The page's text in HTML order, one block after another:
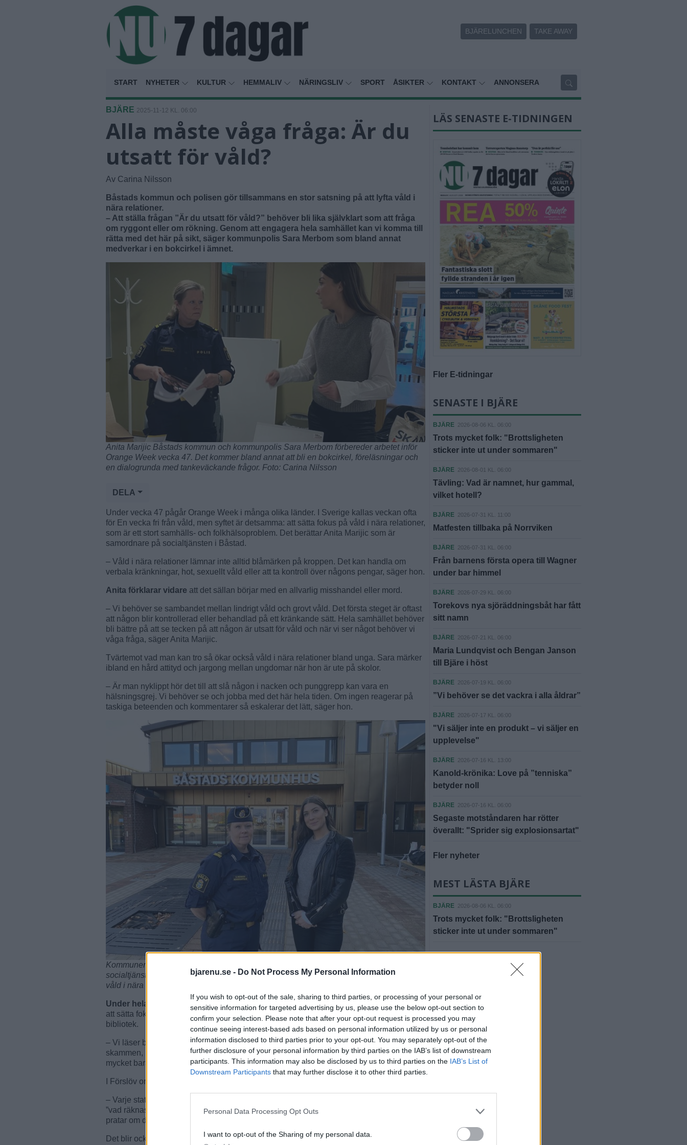
bjarenu.se - Do Not Process My Personal Information
If you wish to opt-out of the sale, sharing to third parties, or processing of your personal or
sensitive information for targeted advertising by us, please use the below opt-out section to
confirm your selection. Please note that after your opt-out request is processed you may
continue seeing interest-based ads based on personal information utilized by us or personal
information disclosed to third parties prior to your opt-out. You may separately opt-out of the
further disclosure of your personal information by third parties on the IAB’s list of downstream
participants. This information may also be disclosed by us to third parties on the IAB’s List of
Downstream Participants that may further disclose it to other third parties.
Personal Data Processing Opt Outs
I want to opt-out of the Sharing of my personal data.
BJÄRELUNCHEN TAKE AWAY
START NYHETER KULTUR HEMMALIV NÄRINGSLIV SPORT ÅSIKTER KONTAKT ANNONSERA
BJÄRE 2025-11-12 KL. 06:00
Alla måste våga fråga: Är du
utsatt för våld?
Av Carina Nilsson
Båstads kommun och polisen gör tillsammans en stor satsning på att lyfta våld i
nära relationer.
– Att ställa frågan ”Är du utsatt för våld?” behöver bli lika självklart som att fråga
om ryggont eller om rökning. Genom att engagera hela samhället kan vi komma till
rätta med det här på sikt, säger kommunpolis Sara Merbom som bland annat
medverkar i en bokcirkel i ämnet.
Anita Marijic Båstads kommun och kommunpolis Sara Merbom förbereder arbetet inför
Orange Week vecka 47. Det kommer bland annat att bli en bokcirkel, föreläsningar och
en dialogrunda med tankeväckande frågor. Foto: Carina Nilsson
DELA
Under vecka 47 pågår Orange Week i många olika länder. I Sverige kallas veckan ofta
för En vecka fri från våld, men syftet är detsamma: att sätta fokus på våld i nära relationer,
som är ett stort samhälls- och folkhälsoproblem. Det berättar Anita Marijic som är
samordnare på socialtjänsten i Båstad.
– Våld i nära relationer lämnar inte alltid blåmärken på kroppen. Det kan handla om
verbala kränkningar, hot, sexuellt våld eller att ta kontroll över någons pengar, säger hon.
Anita förklarar vidare att det sällan börjar med en allvarlig misshandel eller mord.
– Vi behöver se sambandet mellan lindrigt våld och grovt våld. Det första steget är oftast
att någon blir kontrollerad eller behandlad på ett kränkande sätt. Hela samhället behöver
bli bättre på att se tecken på att någon är utsatt för våld och när vi ser något behöver vi
våga fråga, säger Anita Marijic.
Tvärtemot vad man kan tro så ökar också våld i nära relationer bland unga. Sara märker
ibland en hård attityd och jargong mellan ungdomar när hon är ute på skolor.
– Är man nyklippt hör det till att slå någon i nacken och punggrepp kan vara en
hälsningsgrej. Vi behöver se och jobba med det här hela tiden. Om ingen reagerar på
taskiga beteenden och kommentarer så eskalerar det lätt, säger hon.
Kommunen och polisen samverkar allt mer. Kommunpolis Sara Merbom och
socialtjänstsamordnare Anita Mirijic vill också engagera hela samhället i arbetet med
våld i nära relationer. Foto: Carina Nilsson
Under hela vecka 47
kommer det att ordnas en stor mängd aktiviteter i kommunen för
att sätta fokus på frågan. Sara Merbom kommer att medverka i en bokcirkel på Förslövs
bibliotek.
– Vi läser boken "En våldsam kärlek" av Jessica MacDowall där hon beskriver
skammen, medberoendet och hur hon tog sig ur relationen. Jag har lärt mig väldigt
mycket bara genom att läsa den här boken, säger Sara.
I Förslöv ordnas också en dialogrunda, som fungerar som en tipsrunda.
– Varje station längs med slingan har frågor som ”vad är okej i en kompisrelation?” Eller
”vad räknas egentligen som våld?” Det finns inga rätt eller fel svar, det viktiga är att vi
pratar om det, säger Anita Marijic.
Det blir också snackecafé med fokus på våld i relationer bland äldre, en symbolisk
LÄS SENASTE E-TIDNINGEN
Fler E-tidningar
SENASTE I BJÄRE
BJÄRE 2026-08-06 KL. 06:00
Trots mycket folk: "Brottsligheten
sticker inte ut under sommaren"
BJÄRE 2026-08-01 KL. 06:00
Tävling: Vad är namnet, hur gammal,
vilket hotell?
BJÄRE 2026-07-31 KL. 11:00
Matfesten tillbaka på Norrviken
BJÄRE 2026-07-31 KL. 06:00
Från barnens första opera till Wagner
under bar himmel
BJÄRE 2026-07-29 KL. 06:00
Torekovs nya sjöräddningsbåt har fått
sitt namn
BJÄRE 2026-07-21 KL. 06:00
Maria Lundqvist och Bengan Janson
till Bjäre i höst
BJÄRE 2026-07-19 KL. 06:00
”Vi behöver se det vackra i alla åldrar”
BJÄRE 2026-07-17 KL. 06:00
"Vi säljer inte en produkt – vi säljer en
upplevelse"
BJÄRE 2026-07-16 KL. 13:00
Kanold-krönika: Love på ”tenniska”
betyder noll
BJÄRE 2026-07-16 KL. 06:00
Segaste motståndaren har rötter
överallt: "Sprider sig explosionsartat"
Fler nyheter
MEST LÄSTA BJÄRE
BJÄRE 2026-08-06 KL. 06:00
Trots mycket folk: "Brottsligheten
sticker inte ut under sommaren"
Fler nyheter